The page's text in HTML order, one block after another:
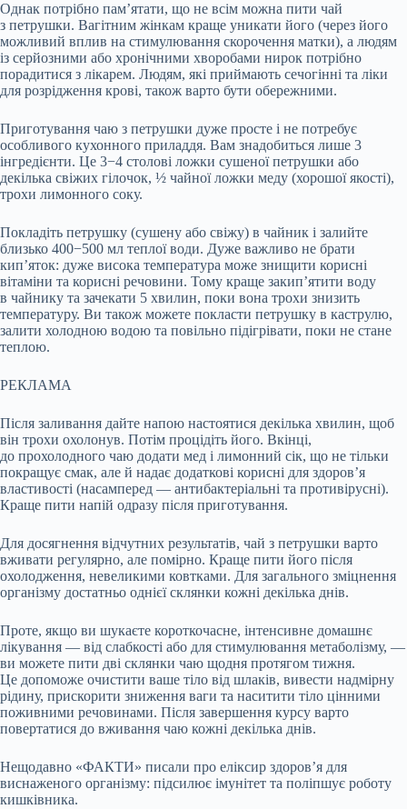
Однак потрібно пам’ятати, що не всім можна пити чай
з петрушки. Вагітним жінкам краще уникати його (через його
можливий вплив на стимулювання скорочення матки), а людям
із серйозними або хронічними хворобами нирок потрібно
порадитися з лікарем. Людям, які приймають сечогінні та ліки
для розрідження крові, також варто бути обережними.
Приготування чаю з петрушки дуже просте і не потребує
особливого кухонного приладдя. Вам знадобиться лише 3
інгредієнти. Це 3−4 столові ложки сушеної петрушки або
декілька свіжих гілочок, ½ чайної ложки меду (хорошої якості),
трохи лимонного соку.
Покладіть петрушку (сушену або свіжу) в чайник і залийте
близько 400−500 мл теплої води. Дуже важливо не брати
кип’яток: дуже висока температура може знищити корисні
вітаміни та корисні речовини. Тому краще закип’ятити воду
в чайнику та зачекати 5 хвилин, поки вона трохи знизить
температуру. Ви також можете покласти петрушку в каструлю,
залити холодною водою та повільно підігрівати, поки не стане
теплою.
РЕКЛАМА
Після заливання дайте напою настоятися декілька хвилин, щоб
він трохи охолонув. Потім процідіть його. Вкінці,
до прохолодного чаю додати мед і лимонний сік, що не тільки
покращує смак, але й надає додаткові корисні для здоров’я
властивості (насамперед — антибактеріальні та противірусні).
Краще пити напій одразу після приготування.
Для досягнення відчутних результатів, чай з петрушки варто
вживати регулярно, але помірно. Краще пити його після
охолодження, невеликими ковтками. Для загального зміцнення
організму достатньо однієї склянки кожні декілька днів.
Проте, якщо ви шукаєте короткочасне, інтенсивне домашнє
лікування — від слабкості або для стимулювання метаболізму, —
ви можете пити дві склянки чаю щодня протягом тижня.
Це допоможе очистити ваше тіло від шлаків, вивести надмірну
рідину, прискорити зниження ваги та наситити тіло цінними
поживними речовинами. Після завершення курсу варто
повертатися до вживання чаю кожні декілька днів.
Нещодавно «ФАКТИ» писали про еліксир здоров’я для
виснаженого організму: підсилює імунітет та поліпшує роботу
кишківника.